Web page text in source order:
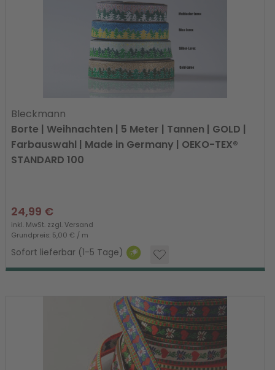
Bleckmann
Borte | Weihnachten | 5 Meter | Tannen | GOLD |
Farbauswahl | Made in Germany | OEKO-TEX®
STANDARD 100
24,99 €
inkl. MwSt. zzgl.Versand
Grundpreis: 5,00 € / m
Sofort lieferbar (1-5 Tage)